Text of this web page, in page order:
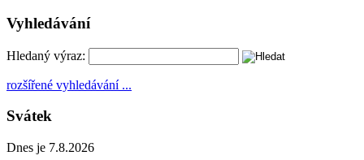
Vyhledávání
Hledaný výraz:
rozšířené vyhledávání ...
Svátek
Dnes je 7.8.2026